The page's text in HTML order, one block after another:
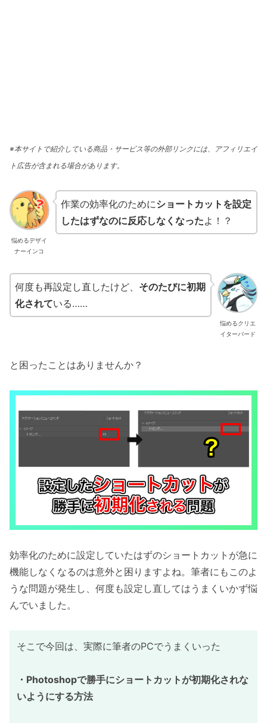
※本サイトで紹介している商品・サービス等の外部リンクには、アフィリエイ
ト広告が含まれる場合があります。
悩めるデザイ
ナーインコ
作業の効率化のためにショートカットを設定
したはずなのに反応しなくなったよ！？
悩めるクリエ
イターバード
何度も再設定し直したけど、 そのたびに初期
化されている……
と困ったことはありませんか？
効率化のために設定していたはずのショートカットが急に
機能しなくなるのは意外と困りますよね。筆者にもこのよ
うな問題が発生し、何度も設定し直してはうまくいかず悩
んでいました。
そこで今回は、実際に筆者のPCでうまくいった
・Photoshopで勝手にショートカットが初期化されな
いようにする方法